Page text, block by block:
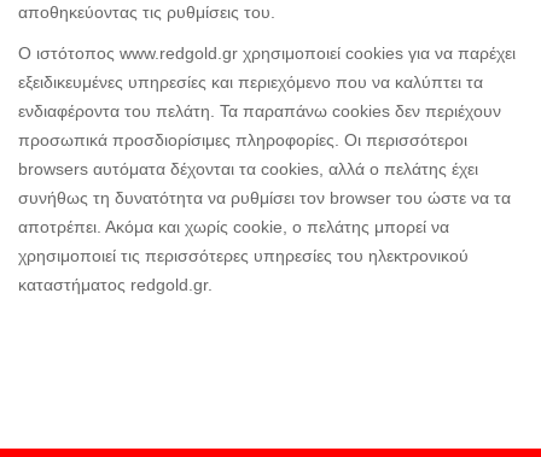
αποθηκεύοντας τις ρυθμίσεις του.
Ο ιστότοπος www.redgold.gr χρησιμοποιεί cookies για να παρέχει
εξειδικευμένες υπηρεσίες και περιεχόμενο που να καλύπτει τα
ενδιαφέροντα του πελάτη. Τα παραπάνω cookies δεν περιέχουν
προσωπικά προσδιορίσιμες πληροφορίες. Οι περισσότεροι
browsers αυτόματα δέχονται τα cookies, αλλά ο πελάτης έχει
συνήθως τη δυνατότητα να ρυθμίσει τον browser του ώστε να τα
αποτρέπει. Ακόμα και χωρίς cookie, ο πελάτης μπορεί να
χρησιμοποιεί τις περισσότερες υπηρεσίες του ηλεκτρονικού
καταστήματος redgold.gr.